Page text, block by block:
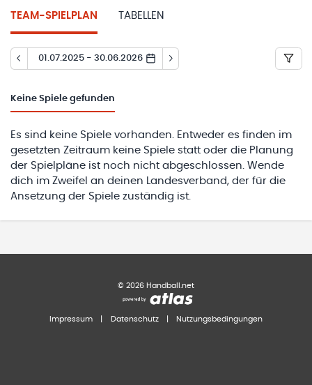
TEAM-SPIELPLAN TABELLEN
01.07.2025 - 30.06.2026
Keine Spiele gefunden
Es sind keine Spiele vorhanden. Entweder es finden im
gesetzten Zeitraum keine Spiele statt oder die Planung
der Spielpläne ist noch nicht abgeschlossen. Wende
dich im Zweifel an deinen Landesverband, der für die
Ansetzung der Spiele zuständig ist.
© 2026 Handball.net
Impressum Datenschutz Nutzungsbedingungen